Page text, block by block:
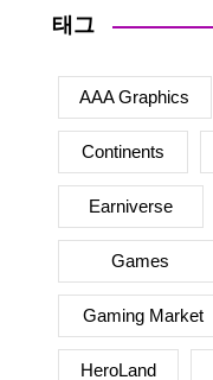
태그
AAA Graphics
Continents
Earniverse
Games
Gaming Market
HeroLand